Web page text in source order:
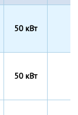
50 кВт
50 кВт